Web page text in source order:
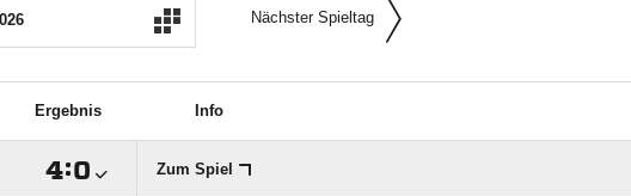
Nächster Spieltag
Ergebnis Info
: Zum Spiel